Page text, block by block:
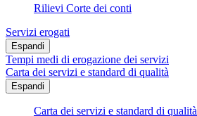
Rilievi Corte dei conti
Servizi erogati
Espandi
Tempi medi di erogazione dei servizi
Carta dei servizi e standard di qualità
Espandi
Carta dei servizi e standard di qualità